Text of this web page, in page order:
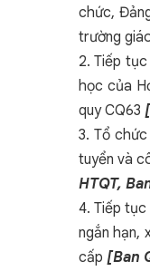
chức,
trường
2. Tiếp
học của
quy CQ63
3. Tổ
tuyển và
HTQT,
4. Tiếp
ngắn hạn,
cấp [Ban